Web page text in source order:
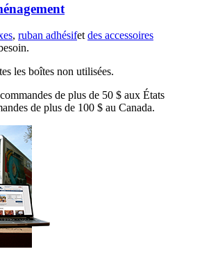
, ruban adhésifetdes accessoires
les boîtes non utilisées.
de plus de 50 $ aux États
de plus de 100 $ au Canada.